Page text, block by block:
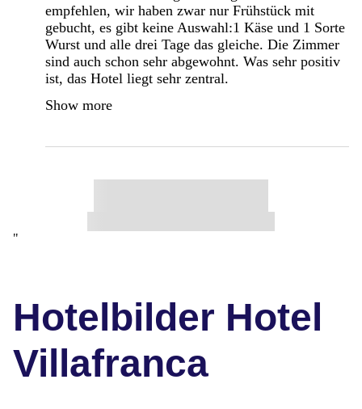
empfehlen, wir haben zwar nur Frühstück mit
gebucht, es gibt keine Auswahl:1 Käse und 1 Sorte
Wurst und alle drei Tage das gleiche. Die Zimmer
sind auch schon sehr abgewohnt. Was sehr positiv
ist, das Hotel liegt sehr zentral.
Show more
"
Hotelbilder Hotel
Villafranca